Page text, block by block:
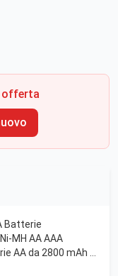
offerta
Batterie
MH AA AAA
AA da 2800 mAh e
mAh)